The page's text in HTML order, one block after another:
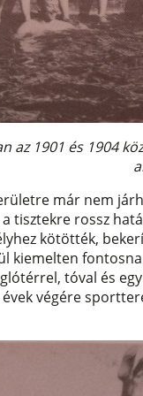
az 1901 és 1904
már nem
tisztekre rossz
kötötték,
kiemelten
tóval és
évek végére